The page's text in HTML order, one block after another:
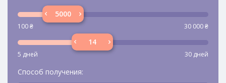
100₴ 30 000₴
5 дней 30 дней
Способ получения: